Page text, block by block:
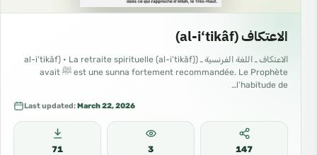
الاعتكاف (al-i‘tikâf)
الاعتكاف ـ اللغة الفرنسية ـ (al-i‘tikâf) • La retraite spirituelle (al-i‘tikâf)
est une sunna fortement recommandée. Le Prophète ﷺ avait
l’habitude de…
Last updated:March 22, 2026
71 3 147